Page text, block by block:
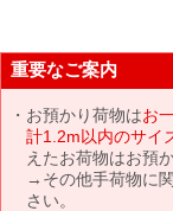
重要なご案内
お預かり荷物はお
計1.2m以内のサイ
えたお荷物はお預
→その他手荷物に
さい。